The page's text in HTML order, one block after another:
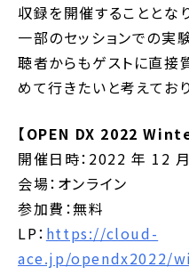
収録を開催することとな
一部のセッションでの実
聴者からもゲストに直接
めて行きたいと考えており
【OPEN DX 2022
開催日時：2022 年 12
会場：オンライン
参加費：無料
LP： https://cloud-
ace.jp/opendx2022/